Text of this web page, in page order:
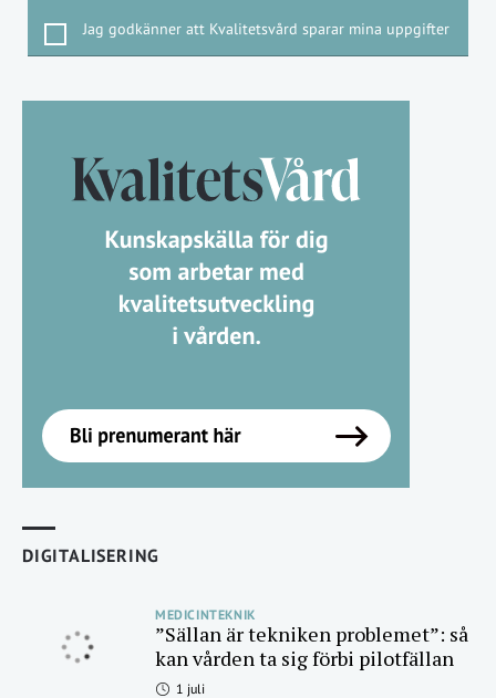
Jag godkänner att Kvalitetsvård sparar mina uppgifter
DIGITALISERING
MEDICINTEKNIK
”Sällan är tekniken problemet”: så
kan vården ta sig förbi pilotfällan
1 juli